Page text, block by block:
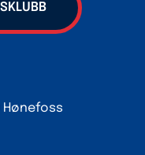
Hønefoss